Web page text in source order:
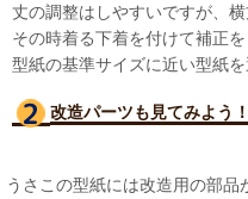
丈の調整はしやすいですが、
その時着る下着を付けて補正
型紙の基準サイズに近い型紙を
改造パーツも見てみよう！
うさこの型紙には改造用の部品